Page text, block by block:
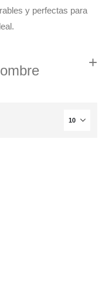
y perfectas para